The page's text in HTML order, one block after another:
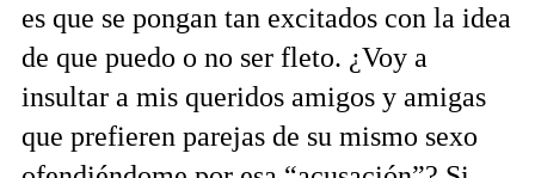
es que se pongan tan excitados con la idea
de que puedo o no ser fleto. ¿Voy a
insultar a mis queridos amigos y amigas
que prefieren parejas de su mismo sexo